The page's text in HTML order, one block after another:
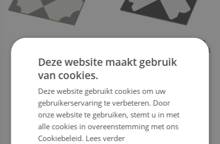
PRIJS:59.99€
NU KOPEN
VINYL TEGELS ZELFKLEVEND
GEOMETRISCH GRIJS PATROON
NU KOPEN
Deze website maakt gebruik
van cookies.
Deze website gebruikt cookies om uw
gebruikerservaring te verbeteren. Door
onze website te gebruiken, stemt u in met
alle cookies in overeenstemming met ons
Cookiebeleid. Lees verder